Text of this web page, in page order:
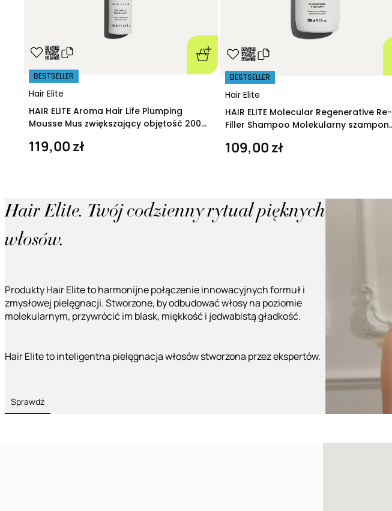
Hair Elite
BESTSELLER
HAIR ELITE Aroma Hair Life Plumping
Mousse Mus zwiększający objętość 200
119,00 zł
Hair Elite
BESTSELLER
HAIR ELITE Molecular Regenerative Re-
Filler Shampoo Molekularny szampon
109,00 zł
Hair Elite. Twój codzienny rytuał pięknych
włosów.
Produkty Hair Elite to harmonijne połączenie innowacyjnych formuł i
zmysłowej pielęgnacji. Stworzone, by odbudować włosy na poziomie
molekularnym, przywrócić im blask, miękkość i jedwabistą gładkość.
Hair Elite to inteligentna pielęgnacja włosów stworzona przez ekspertów.
Sprawdź